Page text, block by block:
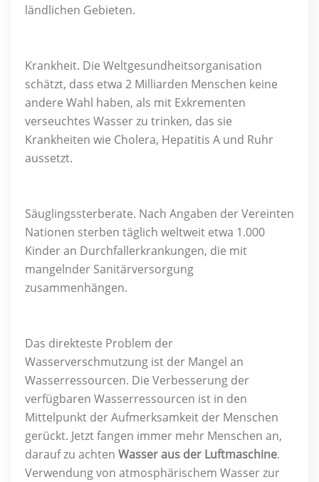
ländlichen Gebieten.
Krankheit. Die Weltgesundheitsorganisation
schätzt, dass etwa 2 Milliarden Menschen keine
andere Wahl haben, als mit Exkrementen
verseuchtes Wasser zu trinken, das sie
Krankheiten wie Cholera, Hepatitis A und Ruhr
aussetzt.
Säuglingssterberate. Nach Angaben der Vereinten
Nationen sterben täglich weltweit etwa 1.000
Kinder an Durchfallerkrankungen, die mit
mangelnder Sanitärversorgung
zusammenhängen.
Das direkteste Problem der
Wasserverschmutzung ist der Mangel an
Wasserressourcen. Die Verbesserung der
verfügbaren Wasserressourcen ist in den
Mittelpunkt der Aufmerksamkeit der Menschen
gerückt. Jetzt fangen immer mehr Menschen an,
darauf zu achten Wasser aus der Luftmaschine.
Verwendung von atmosphärischem Wasser zur